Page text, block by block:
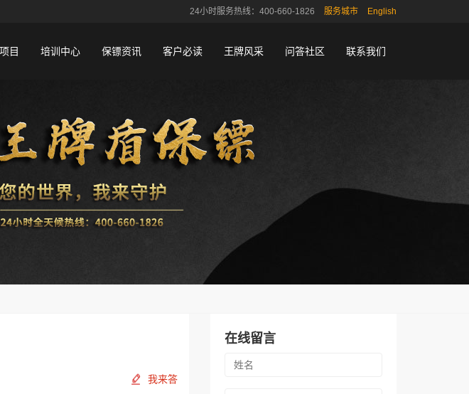
24小时服务热线：400-660-1826 服务城市 English
目 培训中心 保镖资讯 客户必读 王牌风采 问答社区 联系我们
我来答
在线留言